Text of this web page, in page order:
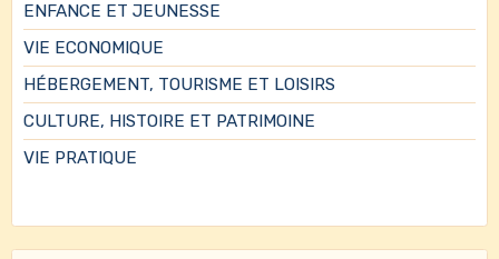
ENFANCE ET JEUNESSE
VIE ECONOMIQUE
HÉBERGEMENT, TOURISME ET LOISIRS
CULTURE, HISTOIRE ET PATRIMOINE
VIE PRATIQUE